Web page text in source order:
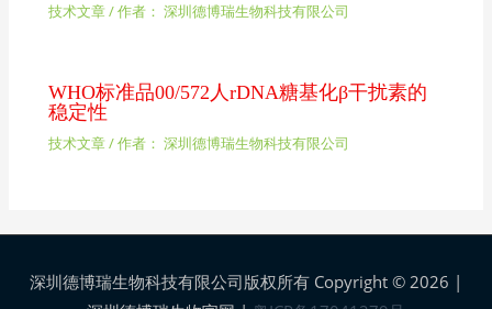
技术文章/ 作者： 深圳德博瑞生物科技有限公司
WHO标准品00/572人rDNA糖基化β干扰素的
稳定性
技术文章/ 作者： 深圳德博瑞生物科技有限公司
深圳德博瑞生物科技有限公司版权所有 Copyright © 2026 |